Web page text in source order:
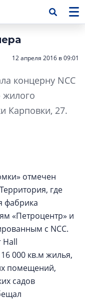
12 апреля 2016 в 09:01
концерну NCC
жилого
Карповки, 27.
отмечен
где
фабрика
«Петроцентр» и
с NCC.
Hall
000 кв.м жилья,
помещений,
садов